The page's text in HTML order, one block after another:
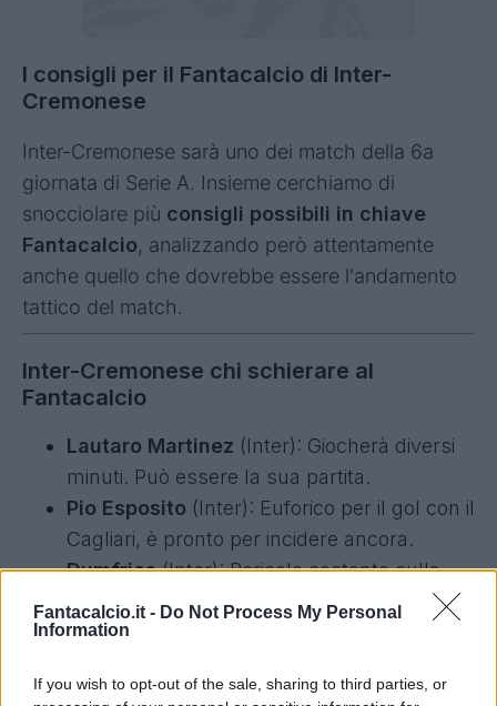
Fantacalcio.it - Do Not Process My Personal
Information
If you wish to opt-out of the sale, sharing to third parties, or
I consigli per il Fantacalcio di Inter-
Cremonese
Inter-Cremonese sarà uno dei match della 6a
giornata di Serie A. Insieme cerchiamo di
snocciolare più consigli possibili in chiave
Fantacalcio, analizzando però attentamente
anche quello che dovrebbe essere l'andamento
tattico del match.
Inter-Cremonese chi schierare al
Fantacalcio
Lautaro Martinez (Inter): Giocherà diversi
minuti. Può essere la sua partita.
Pio Esposito (Inter): Euforico per il gol con il
Cagliari, è pronto per incidere ancora.
Dumfries(Inter): Pericolo costante sulla
destra, occhio al gioco aereo.
Vazquez